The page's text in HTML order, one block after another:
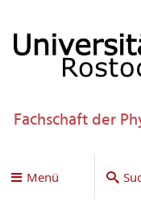
Fachschaft der
Menü